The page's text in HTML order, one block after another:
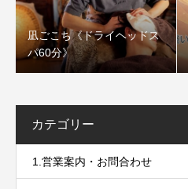
凪ごこち《ドライヘッドス
パ60分》
カテゴリー
1.営業案内・お問合わせ